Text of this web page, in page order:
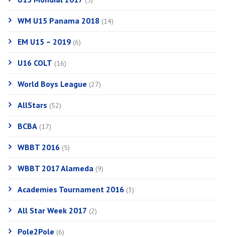
WM U15 Panama 2018 (14)
EM U15 – 2019 (6)
U16 COLT (16)
World Boys League (27)
AllStars (52)
BCBA (17)
WBBT 2016 (5)
WBBT 2017 Alameda (9)
Academies Tournament 2016 (3)
All Star Week 2017 (2)
Pole2Pole (6)